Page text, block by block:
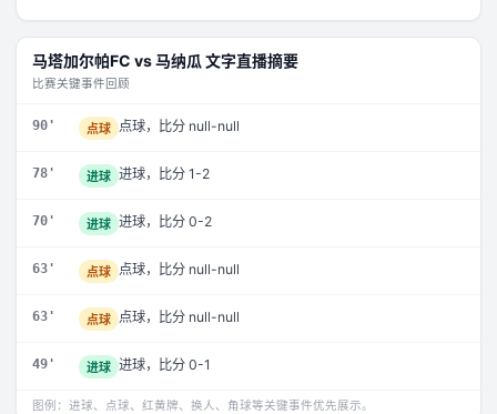
马塔加尔帕FC vs马纳瓜 文字直播摘要
比赛关键事件回顾
90' 点球 点球，比分 null-null
78' 进球 进球，比分 1-2
70' 进球 进球，比分 0-2
63' 点球 点球，比分 null-null
63' 点球 点球，比分 null-null
49' 进球 进球，比分 0-1
图例：进球、点球、红黄牌、换人、角球等关键事件优先展示。